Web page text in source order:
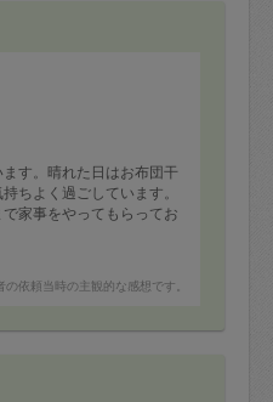
す。晴れた日はお布団干
ちよく過ごしています。
家事をやってもらってお
の依頼当時の主観的な感想です。